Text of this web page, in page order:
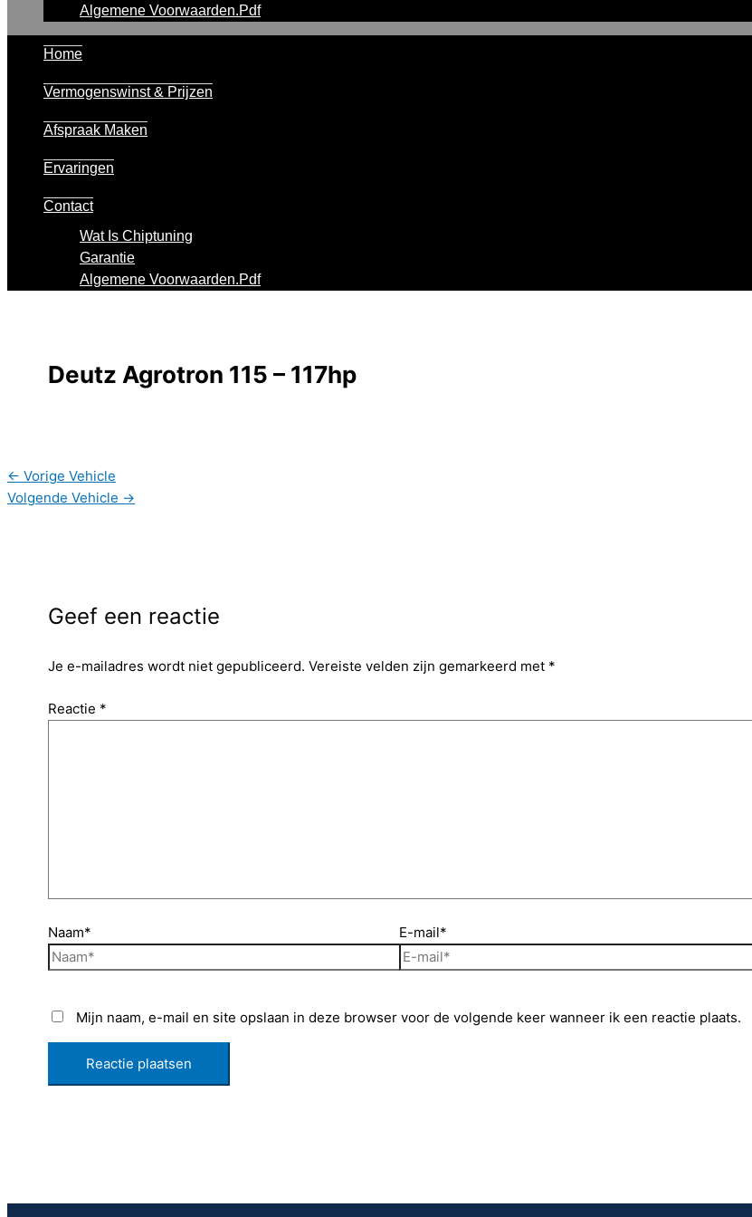
Algemene Voorwaarden.pdf
Home
Vermogenswinst & Prijzen
Afspraak Maken
Ervaringen
Contact
Wat Is Chiptuning
Garantie
Algemene Voorwaarden.pdf
Deutz Agrotron 115 – 117hp
← Vorige Vehicle
Volgende Vehicle →
Geef een reactie
Je e-mailadres wordt niet gepubliceerd. Vereiste velden zijn gemarkeerd met *
Reactie *
Naam* E-mail*
Mijn naam, e-mail en site opslaan in deze browser voor de volgende keer wanneer ik een reactie plaats.